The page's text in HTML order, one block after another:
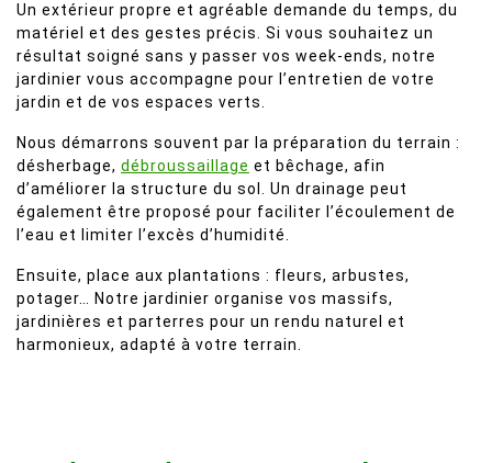
Un extérieur propre et agréable demande du temps, du
matériel et des gestes précis. Si vous souhaitez un
résultat soigné sans y passer vos week-ends, notre
jardinier vous accompagne pour l’entretien de votre
jardin et de vos espaces verts.
Nous démarrons souvent par la préparation du terrain :
désherbage, débroussaillage et bêchage, afin
d’améliorer la structure du sol. Un drainage peut
également être proposé pour faciliter l’écoulement de
l’eau et limiter l’excès d’humidité.
Ensuite, place aux plantations : fleurs, arbustes,
potager… Notre jardinier organise vos massifs,
jardinières et parterres pour un rendu naturel et
harmonieux, adapté à votre terrain.